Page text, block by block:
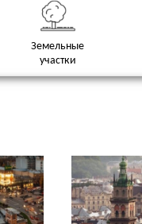
Земельные
участки